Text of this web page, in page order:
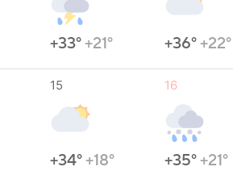
+33°+21° +36°+22°
15
+34°+18°
16
+35°+21°